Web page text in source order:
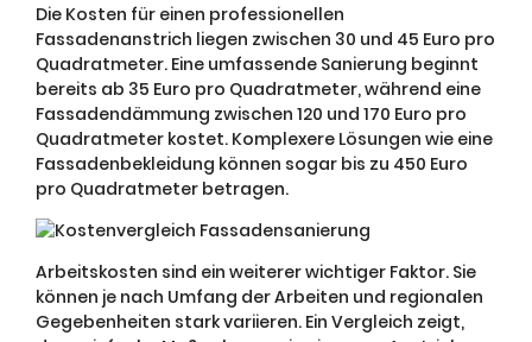
Die Kosten für einen professionellen
Fassadenanstrich liegen zwischen 30 und 45 Euro pro
Quadratmeter. Eine umfassende Sanierung beginnt
bereits ab 35 Euro pro Quadratmeter, während eine
Fassadendämmung zwischen 120 und 170 Euro pro
Quadratmeter kostet. Komplexere Lösungen wie eine
Fassadenbekleidung können sogar bis zu 450 Euro
pro Quadratmeter betragen.
Arbeitskosten sind ein weiterer wichtiger Faktor. Sie
können je nach Umfang der Arbeiten und regionalen
Gegebenheiten stark variieren. Ein Vergleich zeigt,